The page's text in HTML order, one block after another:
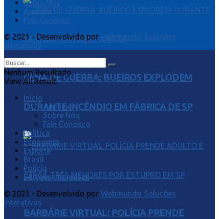
CENA DE GUERRA: BUEIROS EXPLODEM
DURANTE INCÊNDIO EM FÁBRICA DE SP
BARBÁRIE VIRTUAL: POLÍCIA PRENDE
Sobre Nós
Anuncie
Fale Conosco
© 2021 - Desenvolvido por Webmundo Soluções
Interativas
Nenhum Resultado
View All Result
Início
Anuncie
Sobre Nós
Fale Conosco
Política
Economia
Esporte
Brasil
Polícia
Edições Impressas
© 2021 - Desenvolvido por Webmundo Soluções
Interativas